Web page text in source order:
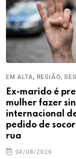
EM ALTA, REGIÃO,
Ex-marido é
mulher fazer
internacional
pedido de
rua
04/08/2026